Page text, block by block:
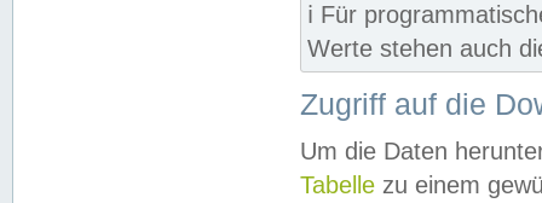
ℹ️ Für
Werte stehen auch
Zugriff auf die
Um die Daten
Tabelle zu einem